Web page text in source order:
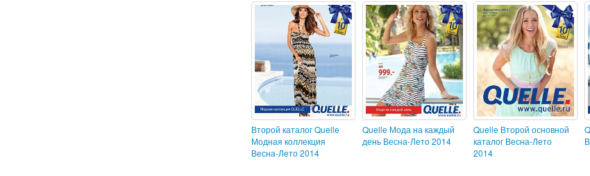
Второй каталог Quelle
Модная коллекция
Весна-Лето 2014
Quelle Мода на каждый
день Весна-Лето 2014
Quelle Второй основной
каталог Весна-Лето
2014